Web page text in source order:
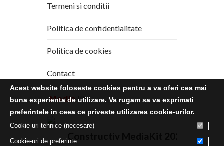
Termeni si conditii
Politica de confidentialitate
Politica de cookies
Contact
Media Kit
Constructiv MediaKit 2020
Acest website foloseste cookies pentru a va oferi cea mai
buna experienta de utilizare. Va rugam sa va exprimati
preferintele in ceea ce priveste utilizarea cookie-urilor.
Cookie-uri tehnice (necesare)
Cookie-uri de preferinte